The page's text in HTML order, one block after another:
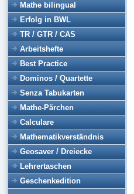
Mathe bilingual
Erfolg in BWL
TR / GTR / CAS
Arbeitshefte
Best Practice
Dominos / Quartette
Senza Tabukarten
Mathe-Pärchen
Calculare
Mathematikverständnis
Geosaver / Dreiecke
Lehrertaschen
Geschenkedition